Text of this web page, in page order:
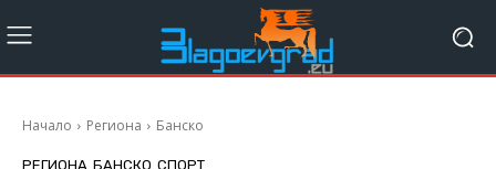
Начало Региона Банско
РЕГИОНА БАНСКО СПОРТ